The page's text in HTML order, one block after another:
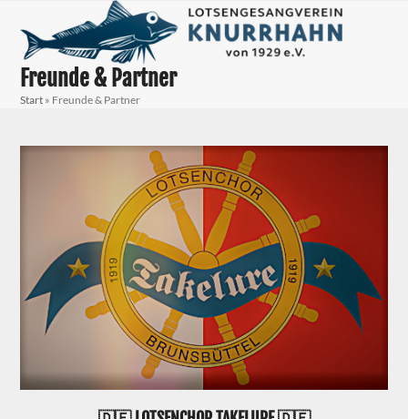
contentmobile
menu
mobile
menu
Freunde & Partner
Start » Freunde & Partner